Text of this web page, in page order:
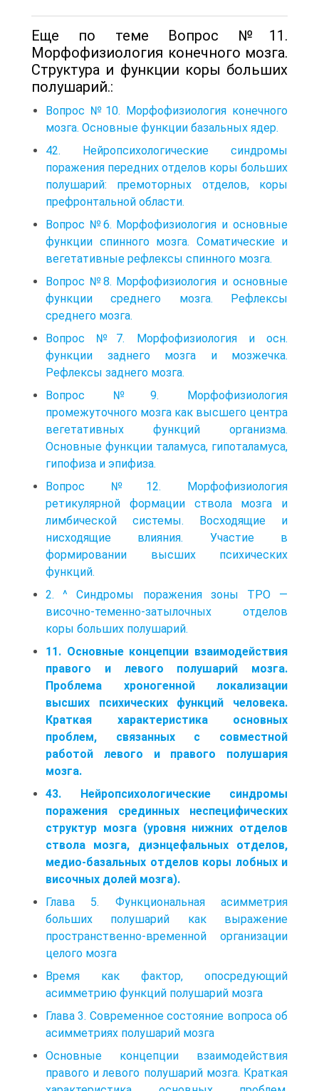
Еще по теме Вопрос №11.
Морфофизиология конечного мозга.
Структура и функции коры больших
полушарий.:
Вопрос №10. Морфофизиология конечного
мозга. Основные функции базальных ядер.
42. Нейропсихологические синдромы
поражения передних отделов коры больших
полушарий: премоторных отделов, коры
префронтальной области.
Вопрос №6. Морфофизиология и основные
функции спинного мозга. Соматические и
вегетативные рефлексы спинного мозга.
Вопрос №8. Морфофизиология и основные
функции среднего мозга. Рефлексы
среднего мозга.
Вопрос №7. Морфофизиология и осн.
функции заднего мозга и мозжечка.
Рефлексы заднего мозга.
Вопрос №9. Морфофизиология
промежуточного мозга как высшего центра
вегетативных функций организма.
Основные функции таламуса, гипоталамуса,
гипофиза и эпифиза.
Вопрос №12. Морфофизиология
ретикулярной формации ствола мозга и
лимбической системы. Восходящие и
нисходящие влияния. Участие в
формировании высших психических
функций.
2. ^ Синдромы поражения зоны ТРО —
височно-теменно-затылочных отделов
коры больших полушарий.
11. Основные концепции взаимодействия
правого и левого полушарий мозга.
Проблема хроногенной локализации
высших психических функций человека.
Краткая характеристика основных
проблем, связанных с совместной
работой левого и правого полушария
мозга.
43. Нейропсихологические синдромы
поражения срединных неспецифических
структур мозга (уровня нижних отделов
ствола мозга, диэнцефальных отделов,
медио-базальных отделов коры лобных и
височных долей мозга).
Глава 5. Функциональная асимметрия
больших полушарий как выражение
пространственно-временной организации
целого мозга
Время как фактор, опосредующий
асимметрию функций полушарий мозга
Глава 3. Современное состояние вопроса об
асимметриях полушарий мозга
Основные концепции взаимодействия
правого и левого полушарий мозга. Краткая